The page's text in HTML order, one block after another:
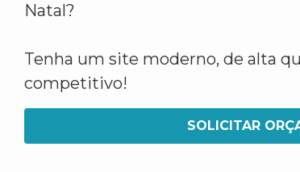
Natal?
Tenha um site moderno, de alta
competitivo!
SOLICITAR